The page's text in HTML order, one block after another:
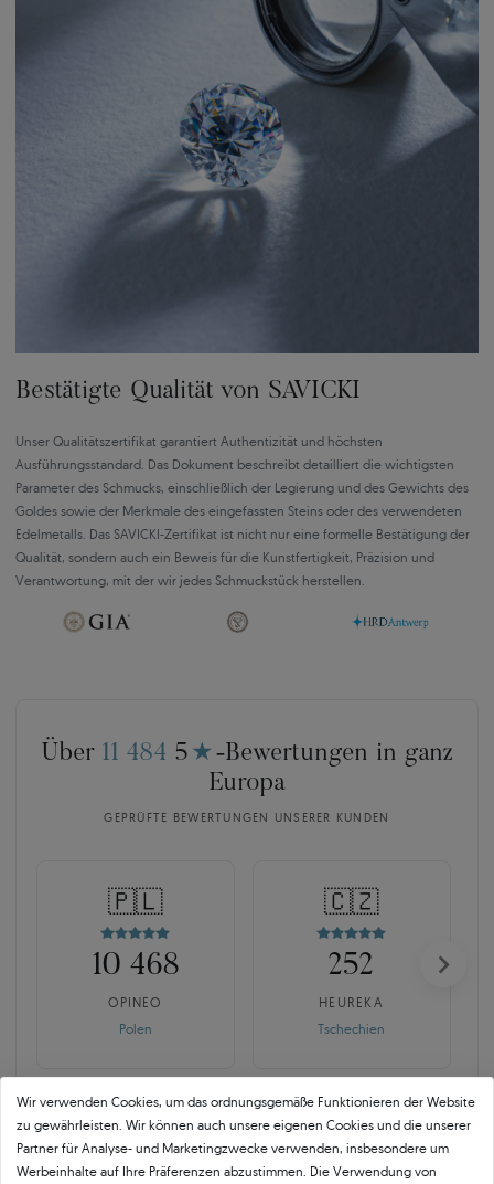
Bestätigte Qualität von SAVICKI
Unser Qualitätszertifikat garantiert Authentizität und höchsten
Ausführungsstandard. Das Dokument beschreibt detailliert die wichtigsten
Parameter des Schmucks, einschließlich der Legierung und des Gewichts des
Goldes sowie der Merkmale des eingefassten Steins oder des verwendeten
Edelmetalls. Das SAVICKI-Zertifikat ist nicht nur eine formelle Bestätigung der
Qualität, sondern auch ein Beweis für die Kunstfertigkeit, Präzision und
Verantwortung, mit der wir jedes Schmuckstück herstellen.
Über 11 484 5 ★ -Bewertungen in ganz
Europa
GEPRÜFTE BEWERTUNGEN UNSERER KUNDEN
🇵🇱
10 468
OPINEO
Polen
🇨🇿
252
HEUREKA
Tschechien
Wir verwenden Cookies, um das ordnungsgemäße Funktionieren der Website
zu gewährleisten. Wir können auch unsere eigenen Cookies und die unserer
Partner für Analyse- und Marketingzwecke verwenden, insbesondere um
Werbeinhalte auf Ihre Präferenzen abzustimmen. Die Verwendung von